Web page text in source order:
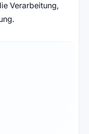
Verarbeitung,